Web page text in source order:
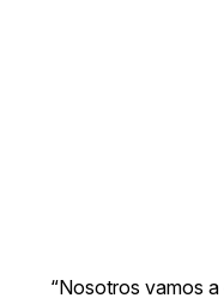
“Nosotros vamos